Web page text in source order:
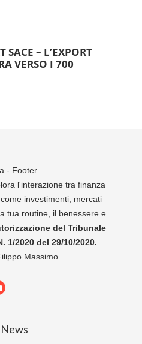
SACE – L’EXPORT
VERSO I 700
l'interazione tra finanza
investimenti, mercati
tua routine, il benessere e
del Tribunale
1/2020 del 29/10/2020.
Massimo